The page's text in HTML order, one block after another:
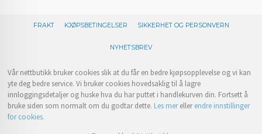
FRAKT KJØPSBETINGELSER SIKKERHET OG PERSONVERN
NYHETSBREV
Vår nettbutikk bruker cookies slik at du får en bedre kjøpsopplevelse og vi kan
yte deg bedre service. Vi bruker cookies hovedsaklig til å lagre
innloggingsdetaljer og huske hva du har puttet i handlekurven din. Fortsett å
bruke siden som normalt om du godtar dette. Les merellerendre innstillinger
for cookies.